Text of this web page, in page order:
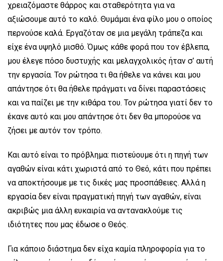
χρειαζόμαστε θάρρος και σταθερότητα για να
αξιώσουμε αυτό το καλό. Θυμάμαι ένα φίλο μου ο οποίος
περνούσε καλά. Εργαζόταν σε μια μεγάλη τράπεζα και
είχε ένα υψηλό μισθό. Όμως κάθε φορά που τον έβλεπα,
μου έλεγε πόσο δυστυχής και μελαγχολικός ήταν σ’ αυτή
την εργασία. Τον ρώτησα τι θα ήθελε να κάνει και μου
απάντησε ότι θα ήθελε πράγματι να δίνει παραστάσεις
και να παίζει με την κιθάρα του. Τον ρώτησα γιατί δεν το
έκανε αυτό και μου απάντησε ότι δεν θα μπορούσε να
ζήσει με αυτόν τον τρόπο.
Και αυτό είναι το πρόβλημα: πιστεύουμε ότι η πηγή των
αγαθών είναι κάτι χωριστά από το Θεό, κάτι που πρέπει
να αποκτήσουμε με τις δικές μας προσπάθειες. Αλλά η
εργασία δεν είναι πραγματική πηγή των αγαθών, είναι
ακριβώς μια άλλη ευκαιρία να αντανακλούμε τις
ιδιότητες που μας έδωσε ο Θεός.
Για κάποιο διάστημα δεν είχα καμία πληροφορία για το